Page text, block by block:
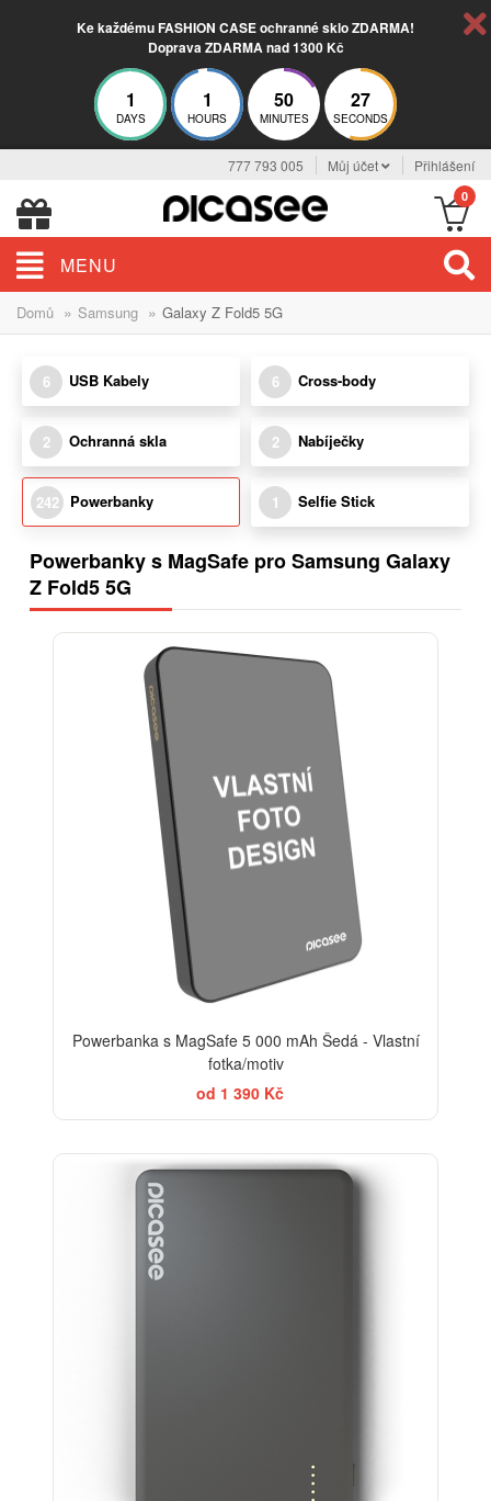
Ke každému FASHION CASE ochranné sklo ZDARMA!
Doprava ZDARMA nad 1300 Kč
1
DAYS
1
HOURS
50
MINUTES
26
SECONDS
777 793 005 Můj účet Přihlášení
0
MENU
Domů » Samsung » Galaxy Z Fold5 5G
6 USB Kabely 6 Cross-body
2 Ochranná skla 2 Nabíječky
242 Powerbanky 1 Selfie Stick
Powerbanky s MagSafe pro Samsung Galaxy
Z Fold5 5G
Powerbanka s MagSafe 5 000 mAh Šedá - Vlastní
fotka/motiv
od 1 390 Kč